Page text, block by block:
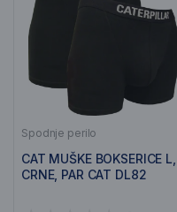
Spodnje perilo
CAT MUŠKE BOKSERICE L,
CRNE, PAR CAT DL82